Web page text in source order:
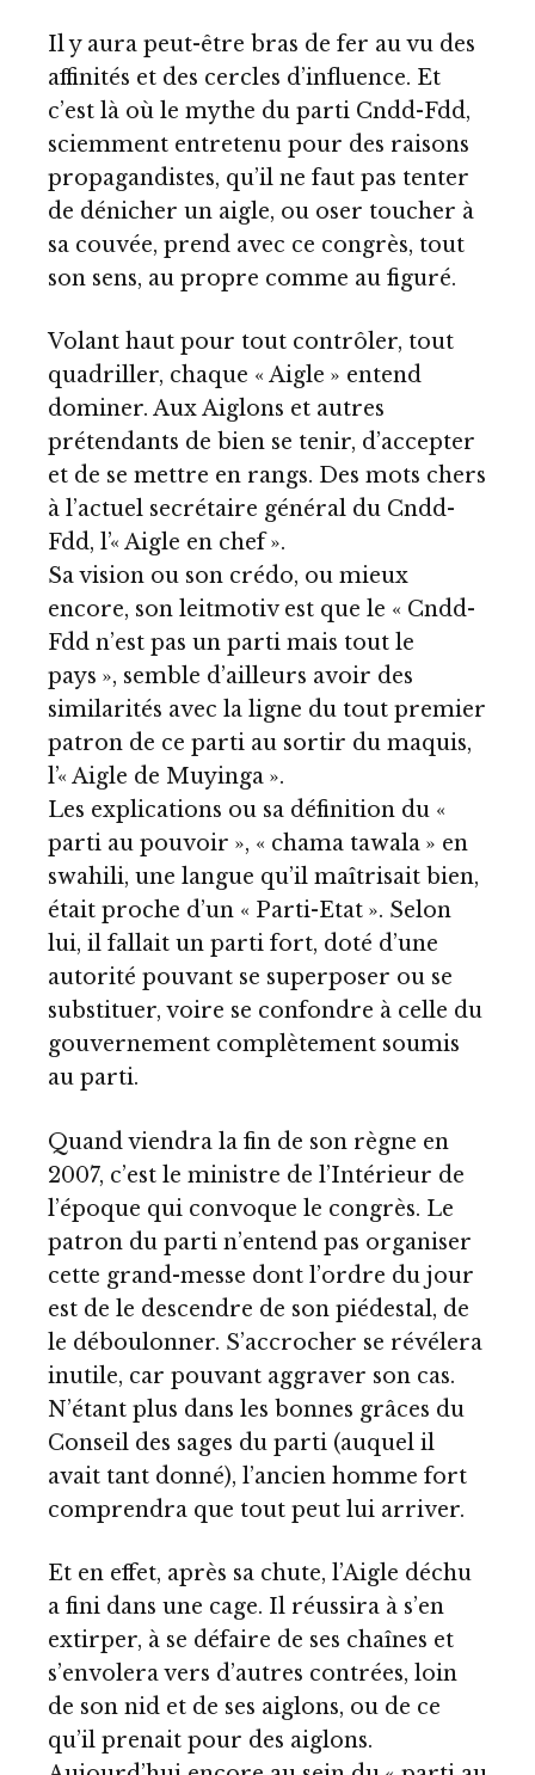
Il y aura peut-être bras de fer au vu des
affinités et des cercles d’influence. Et
c’est là où le mythe du parti Cndd-Fdd,
sciemment entretenu pour des raisons
propagandistes, qu’il ne faut pas tenter
de dénicher un aigle, ou oser toucher à
sa couvée, prend avec ce congrès, tout
son sens, au propre comme au figuré.
Volant haut pour tout contrôler, tout
quadriller, chaque « Aigle » entend
dominer. Aux Aiglons et autres
prétendants de bien se tenir, d’accepter
et de se mettre en rangs. Des mots chers
à l’actuel secrétaire général du Cndd-
Fdd, l’« Aigle en chef ».
Sa vision ou son crédo, ou mieux
encore, son leitmotiv est que le « Cndd-
Fdd n’est pas un parti mais tout le
pays », semble d’ailleurs avoir des
similarités avec la ligne du tout premier
patron de ce parti au sortir du maquis,
l’« Aigle de Muyinga ».
Les explications ou sa définition du «
parti au pouvoir », « chama tawala » en
swahili, une langue qu’il maîtrisait bien,
était proche d’un « Parti-Etat ». Selon
lui, il fallait un parti fort, doté d’une
autorité pouvant se superposer ou se
substituer, voire se confondre à celle du
gouvernement complètement soumis
au parti.
Quand viendra la fin de son règne en
2007, c’est le ministre de l’Intérieur de
l’époque qui convoque le congrès. Le
patron du parti n’entend pas organiser
cette grand-messe dont l’ordre du jour
est de le descendre de son piédestal, de
le déboulonner. S’accrocher se révélera
inutile, car pouvant aggraver son cas.
N’étant plus dans les bonnes grâces du
Conseil des sages du parti (auquel il
avait tant donné), l’ancien homme fort
comprendra que tout peut lui arriver.
Et en effet, après sa chute, l’Aigle déchu
a fini dans une cage. Il réussira à s’en
extirper, à se défaire de ses chaînes et
s’envolera vers d’autres contrées, loin
de son nid et de ses aiglons, ou de ce
qu’il prenait pour des aiglons.